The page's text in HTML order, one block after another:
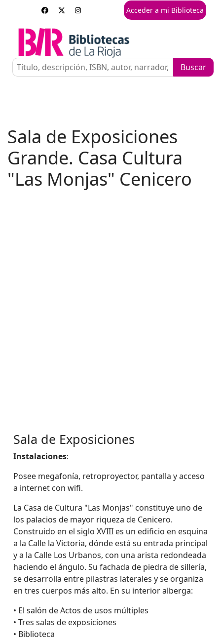
Acceder a mi Biblioteca
Sala de Exposiciones
Grande. Casa Cultura
"Las Monjas" Cenicero
Sala de Exposiciones
Instalaciones:
Posee megafonía, retroproyector, pantalla y acceso
a internet con wifi.
La Casa de Cultura "Las Monjas" constituye uno de
los palacios de mayor riqueza de Cenicero.
Construido en el siglo XVIII es un edificio en esquina
a la Calle la Victoria, dónde está su entrada principal
y a la Calle Los Urbanos, con una arista redondeada
haciendo el ángulo. Su fachada de piedra de sillería,
se desarrolla entre pilastras laterales y se organiza
en tres cuerpos más alto. En su interior alberga:
• El salón de Actos de usos múltiples
• Tres salas de exposiciones
• Biblioteca